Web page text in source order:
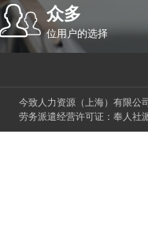
众多
位用户的选择
今致人力资源（上海）有限公
劳务派遣经营许可证：奉人社